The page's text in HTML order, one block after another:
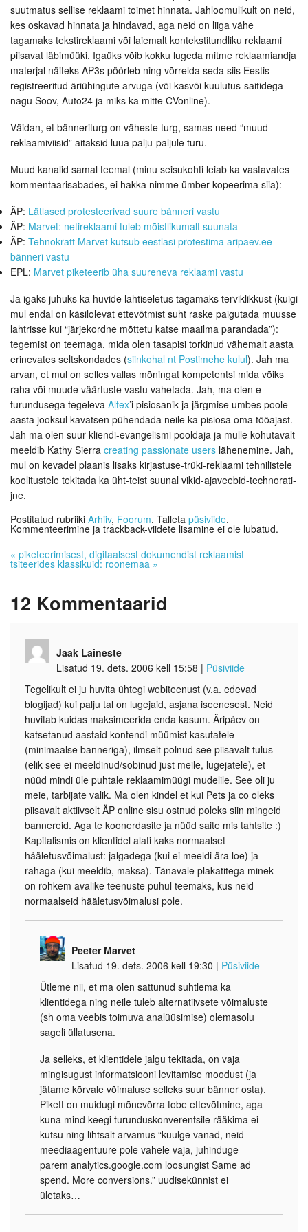
suutmatus sellise reklaami toimet hinnata. Jahloomulikult on neid,
kes oskavad hinnata ja hindavad, aga neid on liiga vähe
tagamaks tekstireklaami või laiemalt kontekstitundliku reklaami
piisavat läbimüüki. Igaüks võib kokku lugeda mitme reklaamiandja
materjal näiteks AP3s pöörleb ning võrrelda seda siis Eestis
registreeritud äriühingute arvuga (või kasvõi kuulutus-saitidega
nagu Soov, Auto24 ja miks ka mitte CVonline).
Väidan, et bänneriturg on väheste turg, samas need “muud
reklaamiviisid” aitaksid luua palju-paljule turu.
Muud kanalid samal teemal (minu seisukohti leiab ka vastavates
kommentaarisabades, ei hakka nimme ümber kopeerima siia):
ÄP: Lätlased protesteerivad suure bänneri vastu
ÄP: Marvet: netireklaami tuleb mõistlikumalt suunata
ÄP: Tehnokratt Marvet kutsub eestlasi protestima aripaev.ee
bänneri vastu
EPL: Marvet piketeerib üha suureneva reklaami vastu
Ja igaks juhuks ka huvide lahtiseletus tagamaks terviklikkust (kuigi
mul endal on käsilolevat ettevõtmist suht raske paigutada muusse
lahtrisse kui “järjekordne mõttetu katse maailma parandada”):
tegemist on teemaga, mida olen tasapisi torkinud vähemalt aasta
erinevates seltskondades (siinkohal nt Postimehe kulul). Jah ma
arvan, et mul on selles vallas mõningat kompetentsi mida võiks
raha või muude väärtuste vastu vahetada. Jah, ma olen e-
turundusega tegeleva Altex’i pisiosanik ja järgmise umbes poole
aasta jooksul kavatsen pühendada neile ka pisiosa oma tööajast.
Jah ma olen suur kliendi-evangelismi pooldaja ja mulle kohutavalt
meeldib Kathy Sierra creating passionate users lähenemine. Jah,
mul on kevadel plaanis lisaks kirjastuse-trüki-reklaami tehnilistele
koolitustele tekitada ka üht-teist suunal vikid-ajaveebid-technorati-
jne.
Postitatud rubriiki Arhiiv, Foorum. Talleta püsiviide.
Kommenteerimine ja trackback-viidete lisamine ei ole lubatud.
« piketeerimisest, digitaalsest dokumendist reklaamist
tsiteerides klassikuid: roonemaa »
12 Kommentaarid
Jaak Laineste
Lisatud 19. dets. 2006 kell 15:58 | Püsiviide
Tegelikult ei ju huvita ühtegi webiteenust (v.a. edevad
blogijad) kui palju tal on lugejaid, asjana iseenesest. Neid
huvitab kuidas maksimeerida enda kasum. Äripäev on
katsetanud aastaid kontendi müümist kasutatele
(minimaalse banneriga), ilmselt polnud see piisavalt tulus
(elik see ei meeldinud/sobinud just meile, lugejatele), et
nüüd mindi üle puhtale reklaamimüügi mudelile. See oli ju
meie, tarbijate valik. Ma olen kindel et kui Pets ja co oleks
piisavalt aktiivselt ÄP online sisu ostnud poleks siin mingeid
bannereid. Aga te koonerdasite ja nüüd saite mis tahtsite :)
Kapitalismis on klientidel alati kaks normaalset
hääletusvõimalust: jalgadega (kui ei meeldi ära loe) ja
rahaga (kui meeldib, maksa). Tänavale plakatitega minek
on rohkem avalike teenuste puhul teemaks, kus neid
normaalseid hääletusvõimalusi pole.
Peeter Marvet
Lisatud 19. dets. 2006 kell 19:30 | Püsiviide
Ütleme nii, et ma olen sattunud suhtlema ka
klientidega ning neile tuleb alternatiivsete võimaluste
(sh oma veebis toimuva analüüsimise) olemasolu
sageli üllatusena.
Ja selleks, et klientidele jalgu tekitada, on vaja
mingisugust informatsiooni levitamise moodust (ja
jätame kõrvale võimaluse selleks suur bänner osta).
Pikett on muidugi mõnevõrra tobe ettevõtmine, aga
kuna mind keegi turunduskonverentsile rääkima ei
kutsu ning lihtsalt arvamus “kuulge vanad, neid
meediaagentuure pole vahele vaja, juhinduge
parem analytics.google.com loosungist Same ad
spend. More conversions.” uudisekünnist ei
ületaks…